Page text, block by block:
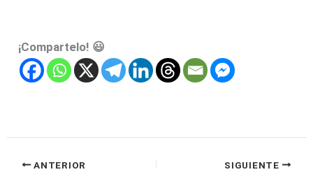
¡Compartelo! 😃
ANTERIOR SIGUIENTE